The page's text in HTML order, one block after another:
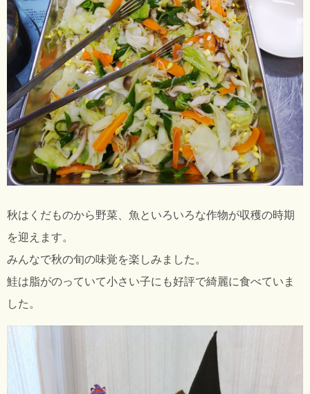
秋はくだものから野菜、魚といろいろな作物が収穫の時期
を迎えます。
みんなで秋の旬の味覚を楽しみました。
鮭は脂がのっていて小さい子にも好評で綺麗に食べていま
した。